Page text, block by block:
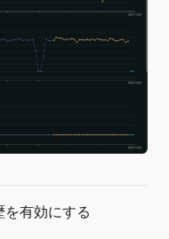
有効にする